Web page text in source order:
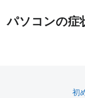
パソコンの症
初